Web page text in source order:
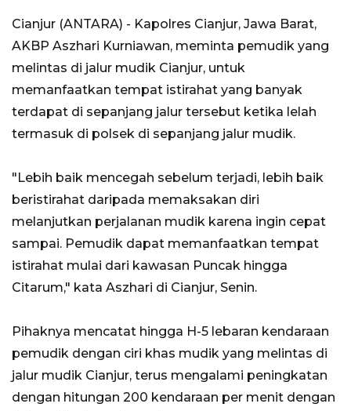
Cianjur (ANTARA) - Kapolres Cianjur, Jawa Barat,
AKBP Aszhari Kurniawan, meminta pemudik yang
melintas di jalur mudik Cianjur, untuk
memanfaatkan tempat istirahat yang banyak
terdapat di sepanjang jalur tersebut ketika lelah
termasuk di polsek di sepanjang jalur mudik.
"Lebih baik mencegah sebelum terjadi, lebih baik
beristirahat daripada memaksakan diri
melanjutkan perjalanan mudik karena ingin cepat
sampai. Pemudik dapat memanfaatkan tempat
istirahat mulai dari kawasan Puncak hingga
Citarum," kata Aszhari di Cianjur, Senin.
Pihaknya mencatat hingga H-5 lebaran kendaraan
pemudik dengan ciri khas mudik yang melintas di
jalur mudik Cianjur, terus mengalami peningkatan
dengan hitungan 200 kendaraan per menit dengan